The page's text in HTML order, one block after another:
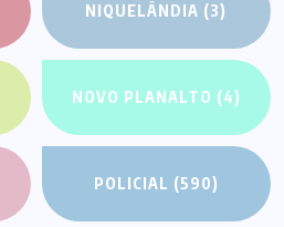
NIQUELÂNDIA (3)
NOVO PLANALTO (4)
POLICIAL (590)